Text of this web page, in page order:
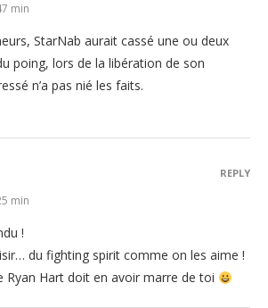
min
StarNab aurait cassé une ou deux
poing, lors de la libération de son
n’a pas nié les faits.
min
!
du fighting spirit comme on les aime !
Ryan Hart doit en avoir marre de toi
REPLY